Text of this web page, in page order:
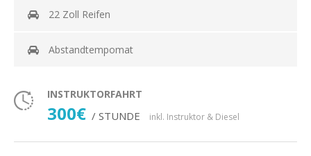
22 Zoll Reifen
Abstandtempomat
INSTRUKTORFAHRT
300€ / STUNDE inkl. Instruktor & Diesel